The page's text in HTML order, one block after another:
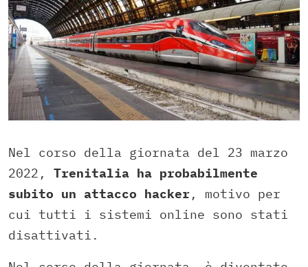
Nel corso della giornata del 23 marzo
2022, Trenitalia ha probabilmente
subito un attacco hacker , motivo per
cui tutti i sistemi online sono stati
disattivati.